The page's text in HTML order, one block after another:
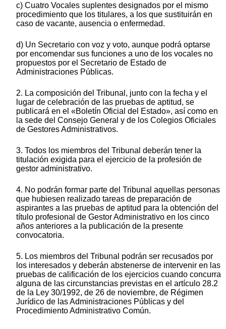
c) Cuatro Vocales suplentes designados por el mismo
procedimiento que los titulares, a los que sustituirán en
caso de vacante, ausencia o enfermedad.
d) Un Secretario con voz y voto, aunque podrá optarse
por encomendar sus funciones a uno de los vocales no
propuestos por el Secretario de Estado de
Administraciones Públicas.
2. La composición del Tribunal, junto con la fecha y el
lugar de celebración de las pruebas de aptitud, se
publicará en el «Boletín Oficial del Estado», así como en
la sede del Consejo General y de los Colegios Oficiales
de Gestores Administrativos.
3. Todos los miembros del Tribunal deberán tener la
titulación exigida para el ejercicio de la profesión de
gestor administrativo.
4. No podrán formar parte del Tribunal aquellas personas
que hubiesen realizado tareas de preparación de
aspirantes a las pruebas de aptitud para la obtención del
título profesional de Gestor Administrativo en los cinco
años anteriores a la publicación de la presente
convocatoria.
5. Los miembros del Tribunal podrán ser recusados por
los interesados y deberán abstenerse de intervenir en las
pruebas de calificación de los ejercicios cuando concurra
alguna de las circunstancias previstas en el artículo 28.2
de la Ley 30/1992, de 26 de noviembre, de Régimen
Jurídico de las Administraciones Públicas y del
Procedimiento Administrativo Común.